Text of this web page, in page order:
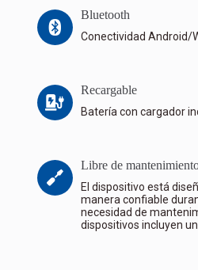
Bluetooth
Conectividad Android/
Recargable
Batería con cargador
Libre de
El dispositivo está
manera confiable
necesidad de
dispositivos incluyen